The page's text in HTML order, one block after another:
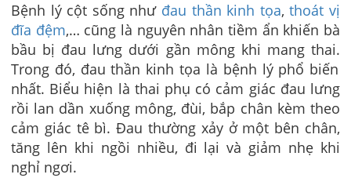
Bệnh lý cột sống như đau thần kinh tọa,thoát vị
đĩa đệm,… cũng là nguyên nhân tiềm ẩn khiến bà
bầu bị đau lưng dưới gần mông khi mang thai.
Trong đó, đau thần kinh tọa là bệnh lý phổ biến
nhất. Biểu hiện là thai phụ có cảm giác đau lưng
rồi lan dần xuống mông, đùi, bắp chân kèm theo
cảm giác tê bì. Đau thường xảy ở một bên chân,
tăng lên khi ngồi nhiều, đi lại và giảm nhẹ khi
nghỉ ngơi.